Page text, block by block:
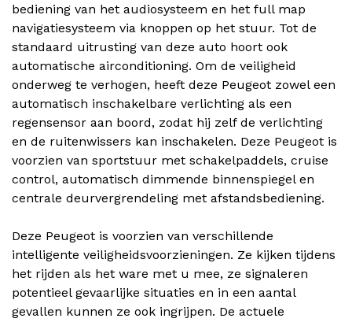
bediening van het audiosysteem en het full map
navigatiesysteem via knoppen op het stuur. Tot de
standaard uitrusting van deze auto hoort ook
automatische airconditioning. Om de veiligheid
onderweg te verhogen, heeft deze Peugeot zowel een
automatisch inschakelbare verlichting als een
regensensor aan boord, zodat hij zelf de verlichting
en de ruitenwissers kan inschakelen. Deze Peugeot is
voorzien van sportstuur met schakelpaddels, cruise
control, automatisch dimmende binnenspiegel en
centrale deurvergrendeling met afstandsbediening.
Deze Peugeot is voorzien van verschillende
intelligente veiligheidsvoorzieningen. Ze kijken tijdens
het rijden als het ware met u mee, ze signaleren
potentieel gevaarlijke situaties en in een aantal
gevallen kunnen ze ook ingrijpen. De actuele